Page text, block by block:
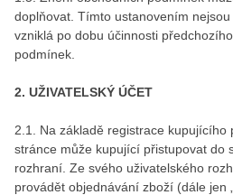
doplňovat. Tímto ustanovením
vzniklá po dobu účinnosti
podmínek.
2. UŽIVATELSKÝ ÚČET
2.1. Na základě registrace kupujícího
stránce může kupující přistupovat do
rozhraní. Ze svého uživatelského
provádět objednávání zboží (dále jen